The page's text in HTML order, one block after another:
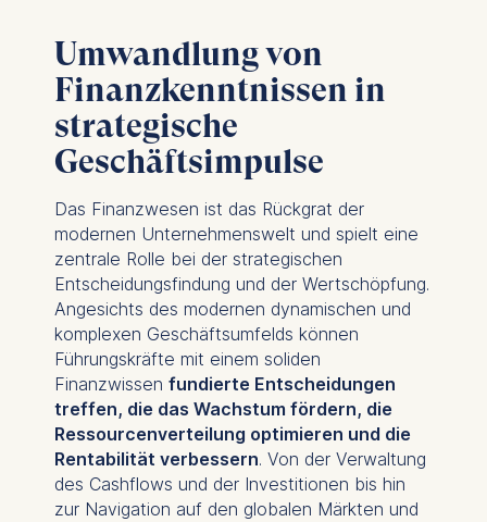
Umwandlung von
Finanzkenntnissen in
strategische
Geschäftsimpulse
Das Finanzwesen ist das Rückgrat der
modernen Unternehmenswelt und spielt eine
zentrale Rolle bei der strategischen
Entscheidungsfindung und der Wertschöpfung.
Angesichts des modernen dynamischen und
komplexen Geschäftsumfelds können
Führungskräfte mit einem soliden
Finanzwissen fundierte Entscheidungen
treffen, die das Wachstum fördern, die
Ressourcenverteilung optimieren und die
Rentabilität verbessern. Von der Verwaltung
des Cashflows und der Investitionen bis hin
zur Navigation auf den globalen Märkten und